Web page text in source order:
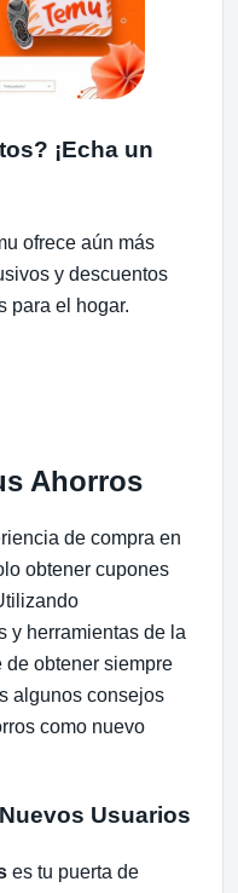
¡Echa un
ofrece aún más
y descuentos
para el hogar.
Ahorros
de compra en
obtener cupones
y herramientas de la
de obtener siempre
algunos consejos
como nuevo
Usuarios
es tu puerta de